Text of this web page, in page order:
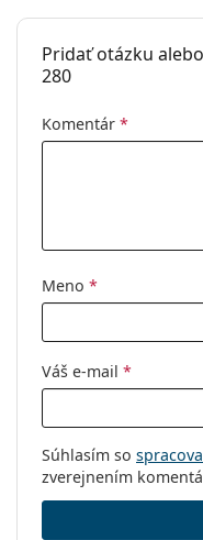
Pridať otázku
280
Komentár *
Meno *
Váš e-mail *
Súhlasím so
zverejnením